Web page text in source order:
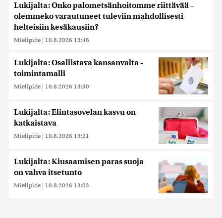
Lukijalta: Onko palometsänhoitomme riittävää –
olemmeko varautuneet tuleviin mahdollisesti
helteisiin kesäkausiin?
Mielipide | 10.8.2026 13:46
Lukijalta: Osallistava kansanvalta -
toimintamalli
Mielipide | 10.8.2026 13:30
Lukijalta: Elintasovelan kasvu on
katkaistava
Mielipide | 10.8.2026 13:21
Lukijalta: Kiusaamisen paras suoja
on vahva itsetunto
Mielipide | 10.8.2026 13:03